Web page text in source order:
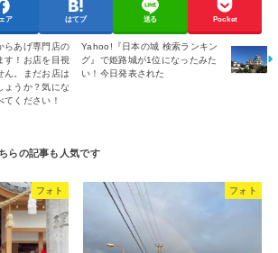
ア はてブ 送る Pocket
らあげ専門店の
す！お店を目視
ん。まだお店は
ょうか？気にな
てください！
Yahoo!『日本の城 検索ランキン
グ』で姫路城が1位になったみた
い！今日発表された
フォト フォト